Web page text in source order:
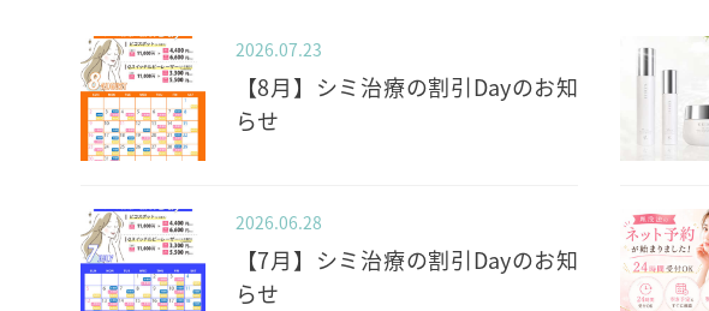
2026.07.23
【8月】シミ治療の割引Dayのお知
らせ
2026.06.28
【7月】シミ治療の割引Dayのお知
らせ